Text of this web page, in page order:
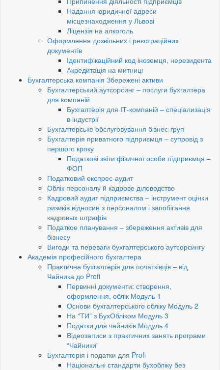
Надання юридичної адреси
місцезнаходження у Львові
Ліцензія на алкоголь
Оформлення дозвільних і реєстраційних
документів
Ідентифікаційний код іноземця, нерезидента
Акредитація на митниці
Бухгалтерська компанія Збережені активи
Бухгалтерський аутсорсинг – послуги бухгалтера
для компаній
Бухгалтерія для ІТ-компаній – спеціализація
в індустрії
Бухгалтерське обслуговування бізнес-груп
Бухгалтерія приватного підприємця – супровід з
першого кроку
Податкові звіти фізичної особи підприємця –
ФОП
Податковий експрес-аудит
Облік персоналу й кадрове діловодство
Кадровий аудит підприємства – інструмент оцінки
ризиків відносин з персоналом і запобігання
кадровых штрафів
Податкое планування – збереження активів для
бізнесу
Вигоди та переваги бухгалтерського аутсорсингу
Академія професійного бухгалтера
Практична бухгалтерія для початківців – від
Чайника до Profi
Первинні документи: створення,
оформлення, облік Модуль 1
Основи бухгалтерського обліку Модуль 2
На “ТИ” з БухОбліком Модуль 3
Податки для чайників Модуль 4
Відеозаписи з практичних занять програми
“Чайники”
Бухгалтерія і податки для Profi
Національні стандарти бухобліку без